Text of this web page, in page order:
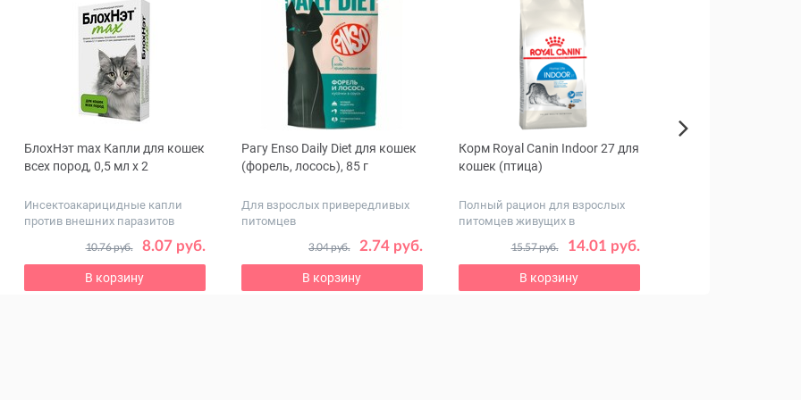
БлохНэт max Капли для кошек
всех пород, 0,5 мл x 2
Инсектоакарицидные капли
против внешних паразитов
8.07 руб.
10.76 руб.
В корзину
Рагу Enso Daily Diet для кошек
(форель, лосось), 85 г
Для взрослых привередливых
питомцев
2.74 руб.
3.04 руб.
В корзину
Корм Royal Canin Indoor 27 для
кошек (птица)
Полный рацион для взрослых
питомцев живущих в
14.01 руб.
15.57 руб.
В корзину